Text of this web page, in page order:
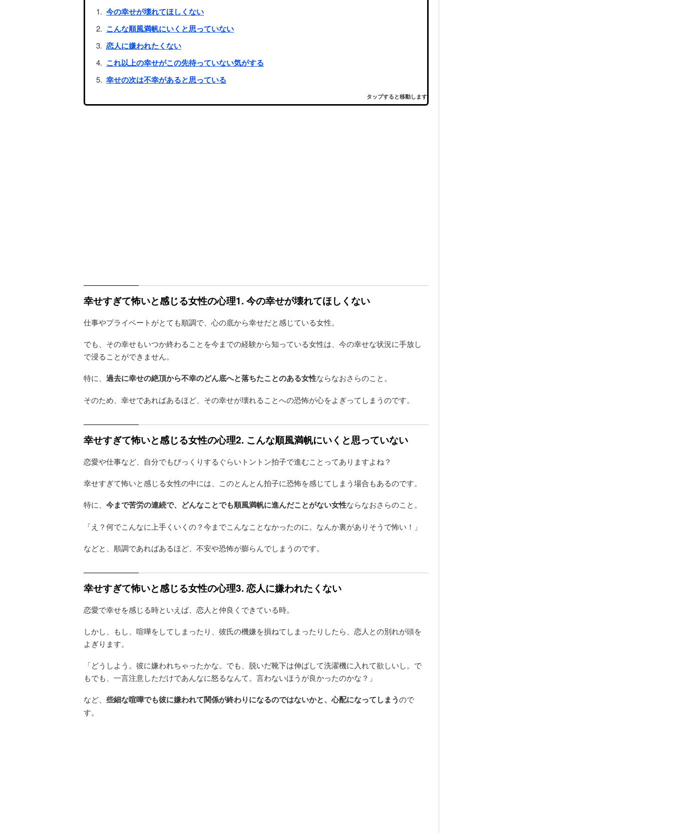
今の幸せが壊れてほしくない
こんな順風満帆にいくと思っていない
恋人に嫌われたくない
これ以上の幸せがこの先待っていない気がする
幸せの次は不幸があると思っている
タップすると移動します
幸せすぎて怖いと感じる女性の心理1. 今の幸せが壊れてほしくない
仕事やプライベートがとても順調で、心の底から幸せだと感じている女性。
でも、その幸せもいつか終わることを今までの経験から知っている女性は、今の幸せな状況に手放し
で浸ることができません。
特に、 過去に幸せの絶頂から不幸のどん底へと落ちたことのある女性ならなおさらのこと。
そのため、幸せであればあるほど、その幸せが壊れることへの恐怖が心をよぎってしまうのです。
幸せすぎて怖いと感じる女性の心理2. こんな順風満帆にいくと思っていない
恋愛や仕事など、自分でもびっくりするぐらいトントン拍子で進むことってありますよね？
幸せすぎて怖いと感じる女性の中には、このとんとん拍子に恐怖を感じてしまう場合もあるのです。
特に、 今まで苦労の連続で、どんなことでも順風満帆に進んだことがない女性ならなおさらのこと。
「え？何でこんなに上手くいくの？今までこんなことなかったのに。なんか裏がありそうで怖い！」
などと、順調であればあるほど、不安や恐怖が膨らんでしまうのです。
幸せすぎて怖いと感じる女性の心理3. 恋人に嫌われたくない
恋愛で幸せを感じる時といえば、恋人と仲良くできている時。
しかし、もし、喧嘩をしてしまったり、彼氏の機嫌を損ねてしまったりしたら、恋人との別れが頭を
よぎります。
「どうしよう。彼に嫌われちゃったかな。でも、脱いだ靴下は伸ばして洗濯機に入れて欲しいし。で
もでも、一言注意しただけであんなに怒るなんて。言わないほうが良かったのかな？」
など、 些細な喧嘩でも彼に嫌われて関係が終わりになるのではないかと、心配になってしまうので
す。